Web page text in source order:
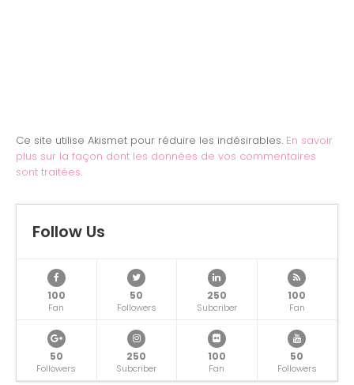
Ce site utilise Akismet pour réduire les indésirables. En savoir
plus sur la façon dont les données de vos commentaires
sont traitées.
Follow Us
100
Fan
50
Followers
250
Subcriber
100
Fan
50
Followers
250
Subcriber
100
Fan
50
Followers